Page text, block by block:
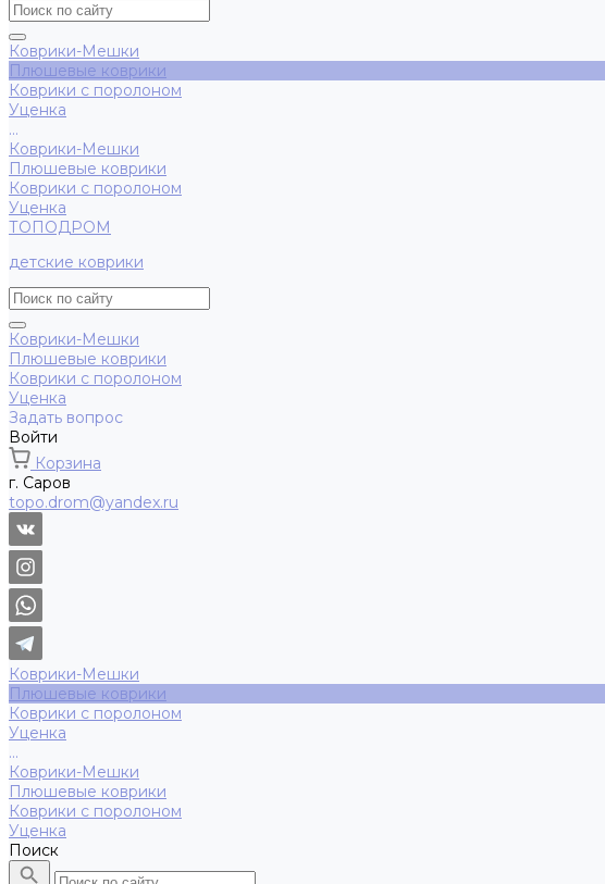
Коврики-Мешки
Плюшевые коврики
Коврики с поролоном
Уценка
...
Коврики-Мешки
Плюшевые коврики
Коврики с поролоном
Уценка
ТОПОДРОМ
детские коврики
Коврики-Мешки
Плюшевые коврики
Коврики с поролоном
Уценка
Задать вопрос
Войти
Корзина
г. Саров
topo.drom@yandex.ru
Коврики-Мешки
Плюшевые коврики
Коврики с поролоном
Уценка
...
Коврики-Мешки
Плюшевые коврики
Коврики с поролоном
Уценка
Поиск